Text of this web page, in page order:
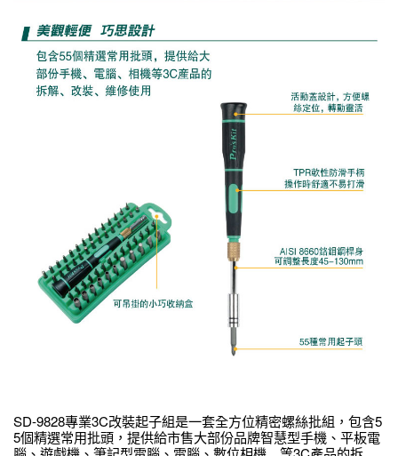
SD-9828專業3C改裝起子組是一套全方位精密螺絲批組，包含5
5個精選常用批頭，提供給市售大部份品牌智慧型手機、平板電